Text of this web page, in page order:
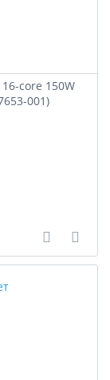
core 150W
001)
В В